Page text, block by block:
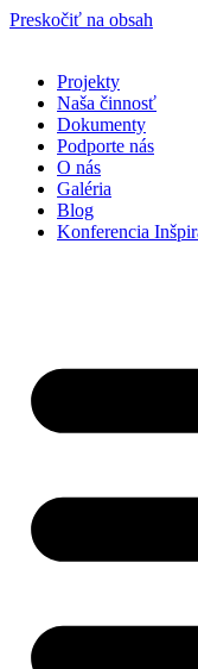
Preskočiť na obsah
Projekty
Naša činnosť
Dokumenty
Podporte nás
O nás
Galéria
Blog
Konferencia